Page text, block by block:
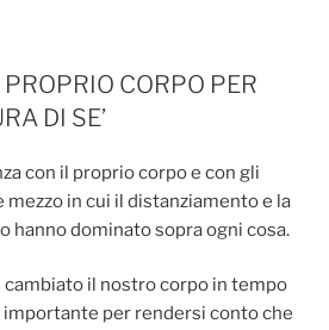
CORPO PER
DI SE’
con il proprio corpo e con gli
mezzo in cui il distanziamento e la
hanno dominato sopra ogni cosa.
il nostro corpo in tempo
per rendersi conto che